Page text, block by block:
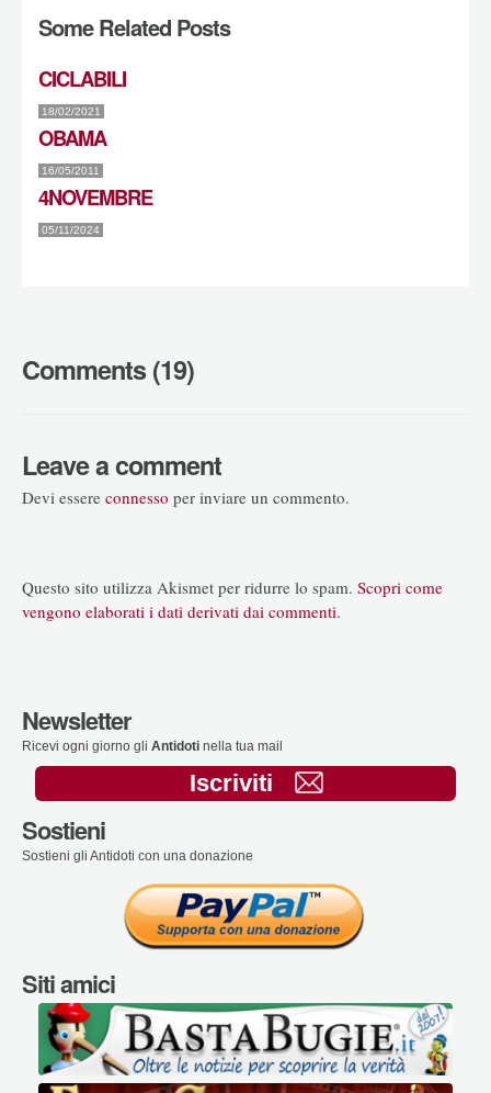
Some Related Posts
CICLABILI
18/02/2021
OBAMA
16/05/2011
4NOVEMBRE
05/11/2024
Comments (19)
Leave a comment
Devi essere connesso per inviare un commento.
Questo sito utilizza Akismet per ridurre lo spam. Scopri come
vengono elaborati i dati derivati dai commenti.
Newsletter
Ricevi ogni giorno gli Antidoti nella tua mail
Iscriviti
Sostieni
Sostieni gli Antidoti con una donazione
Siti amici